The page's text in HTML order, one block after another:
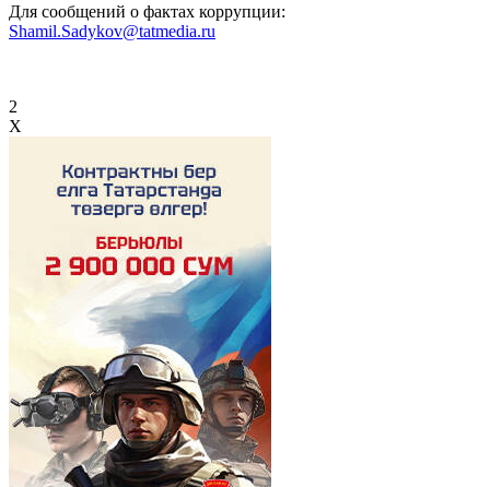
Для сообщений о фактах коррупции:
Shamil.Sadykov@tatmedia.ru
2
X